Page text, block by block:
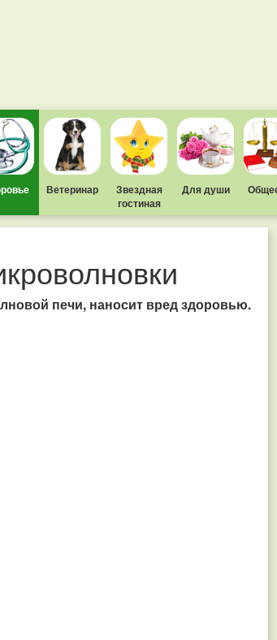
Ветеринар
Звездная
гостиная
Для души
печи, наносит вред здоровью.